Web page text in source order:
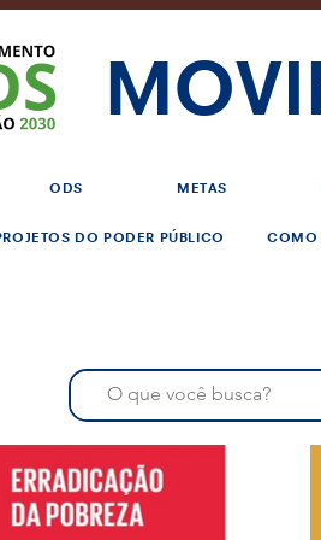
ODS METAS
DO PODER PÚBLICO COMO